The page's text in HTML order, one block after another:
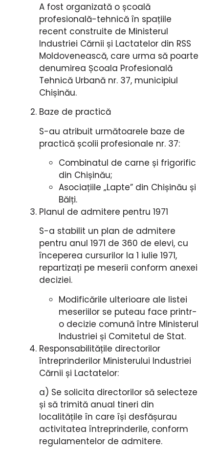
A fost organizată o școală
profesională-tehnică în spațiile
recent construite de Ministerul
Industriei Cărnii și Lactatelor din RSS
Moldovenească, care urma să poarte
denumirea Școala Profesională
Tehnică Urbană nr. 37, municipiul
Chișinău.
Baze de practică
S-au atribuit următoarele baze de
practică școlii profesionale nr. 37:
Combinatul de carne și frigorific
din Chișinău;
Asociațiile „Lapte” din Chișinău și
Bălți.
Planul de admitere pentru 1971
S-a stabilit un plan de admitere
pentru anul 1971 de 360 de elevi, cu
începerea cursurilor la 1 iulie 1971,
repartizați pe meserii conform anexei
deciziei.
Modificările ulterioare ale listei
meseriilor se puteau face printr-
o decizie comună între Ministerul
Industriei și Comitetul de Stat.
Responsabilitățile directorilor
întreprinderilor Ministerului Industriei
Cărnii și Lactatelor:
a) Se solicita directorilor să selecteze
și să trimită anual tineri din
localitățile în care își desfășurau
activitatea întreprinderile, conform
regulamentelor de admitere.